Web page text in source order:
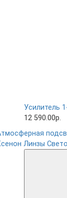
Усилитель
12 590.00р.
Линзы